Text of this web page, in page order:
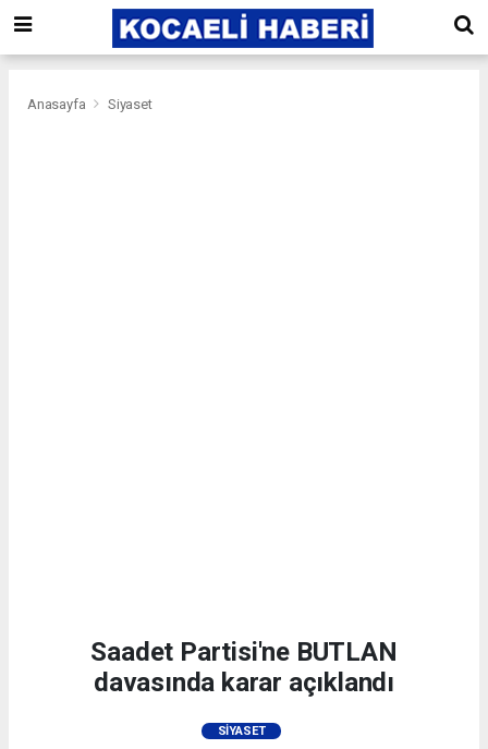
Anasayfa Siyaset
Saadet Partisi'ne BUTLAN
davasında karar açıklandı
SIYASET